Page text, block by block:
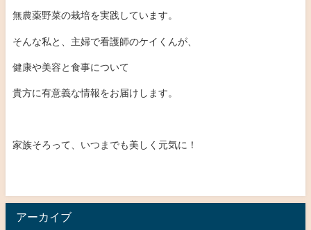
無農薬野菜の栽培を実践しています。
そんな私と、主婦で看護師のケイくんが、
健康や美容と食事について
貴方に有意義な情報をお届けします。
家族そろって、いつまでも美しく元気に！
アーカイブ